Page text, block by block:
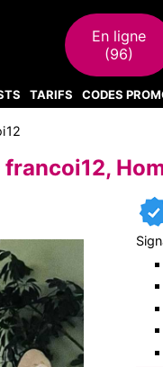
En ligne
(96)
TARIFS CODES